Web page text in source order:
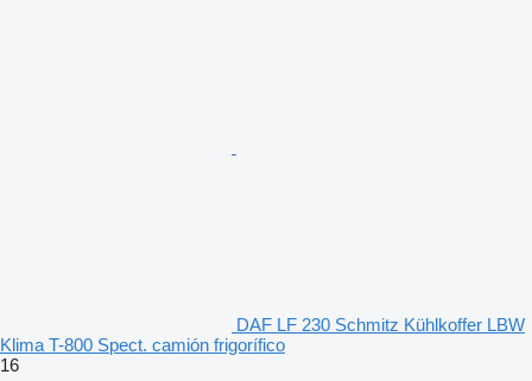
DAF LF 230 Schmitz Kühlkoffer LBW
Klima T-800 Spect. camión frigorífico
16